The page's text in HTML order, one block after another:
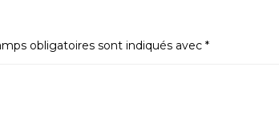
obligatoires sont indiqués avec *